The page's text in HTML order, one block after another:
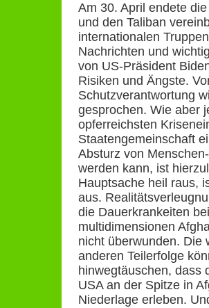
Am 30. April endete
und den Taliban
internationalen
Nachrichten und
von US-Präsident
Risiken und Ängste.
Schutzverantwortung
gesprochen. Wie aber
opferreichsten
Staatengemeinschaft
Absturz von
werden kann, ist
Hauptsache heil raus,
aus.
die Dauerkrankeiten
multidimensionen
nicht überwunden. Die
anderen Teilerfolge
hinwegtäuschen, dass
USA an der Spitze in
Niederlage erleben.